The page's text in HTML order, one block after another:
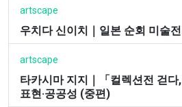
artscape
우치다 신이치｜일본 순회 미술
artscape
타카시마 지지｜「컬렉션전 걷
표현·공공성 (중편)